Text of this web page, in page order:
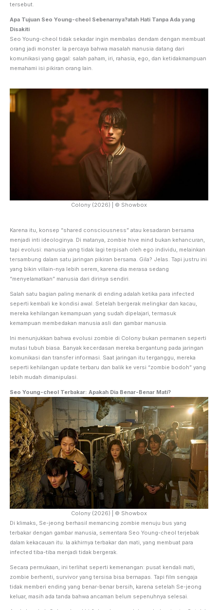
tersebut.
Apa Tujuan Seo Young-cheol Sebenarnya?atah Hati Tanpa Ada yang
Disakiti
Seo Young-cheol tidak sekadar ingin membalas dendam dengan membuat
orang jadi monster. Ia percaya bahwa masalah manusia datang dari
komunikasi yang gagal: salah paham, iri, rahasia, ego, dan ketidakmampuan
memahami isi pikiran orang lain.
Colony (2026) | © Showbox
Karena itu, konsep “shared consciousness” atau kesadaran bersama
menjadi inti ideologinya. Di matanya, zombie hive mind bukan kehancuran,
tapi evolusi: manusia yang tidak lagi terpisah oleh ego individu, melainkan
tersambung dalam satu jaringan pikiran bersama. Gila? Jelas. Tapi justru ini
yang bikin villain-nya lebih serem, karena dia merasa sedang
“menyelamatkan” manusia dari dirinya sendiri.
Salah satu bagian paling menarik di ending adalah ketika para infected
seperti kembali ke kondisi awal. Setelah bergerak melingkar dan kacau,
mereka kehilangan kemampuan yang sudah dipelajari, termasuk
kemampuan membedakan manusia asli dan gambar manusia.
Ini menunjukkan bahwa evolusi zombie di Colony bukan permanen seperti
mutasi tubuh biasa. Banyak kecerdasan mereka bergantung pada jaringan
komunikasi dan transfer informasi. Saat jaringan itu terganggu, mereka
seperti kehilangan update terbaru dan balik ke versi “zombie bodoh” yang
lebih mudah dimanipulasi.
Seo Young-cheol Terbakar: Apakah Dia Benar-Benar Mati?
Colony (2026) | © Showbox
Di klimaks, Se-jeong berhasil memancing zombie menuju bus yang
terbakar dengan gambar manusia, sementara Seo Young-cheol terjebak
dalam kekacauan itu. Ia akhirnya terbakar dan mati, yang membuat para
infected tiba-tiba menjadi tidak bergerak.
Secara permukaan, ini terlihat seperti kemenangan: pusat kendali mati,
zombie berhenti, survivor yang tersisa bisa bernapas. Tapi film sengaja
tidak memberi ending yang benar-benar bersih, karena setelah Se-jeong
keluar, masih ada tanda bahwa ancaman belum sepenuhnya selesai.